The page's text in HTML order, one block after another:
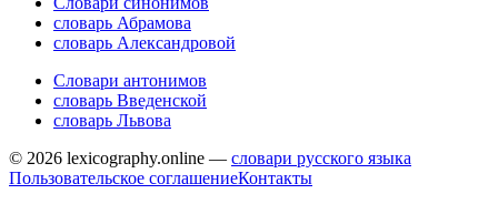
словарь Абрамова
словарь Александровой
Словари антонимов
словарь Введенской
словарь Львова
© 2026 lexicography.online — словари русского языка
Пользовательское соглашениеКонтакты